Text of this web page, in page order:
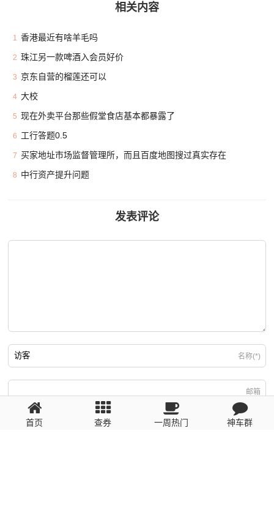
相关内容
1 香港最近有啥羊毛吗
2 珠江另一款啤酒入会员好价
3 京东自营的榴莲还可以
4 大校
5 现在外卖平台那些假堂食店基本都暴露了
6 工行答题0.5
7 买家地址市场监督管理所，而且百度地图搜过真实存在
8 中行资产提升问题
发表评论
名称(*)
邮箱
回复需填写必要信息
首页 查券 一周热门 神车群